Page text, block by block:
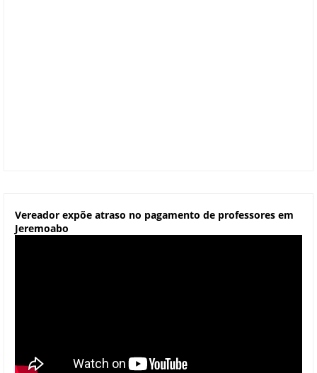
Vereador expõe atraso no pagamento de professores em
Jeremoabo